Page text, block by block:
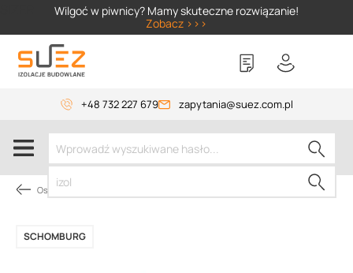
Wilgoć w piwnicy? Mamy skuteczne rozwiązanie!
Zobacz >>>
+48 732 227 679 zapytania@suez.com.pl
Osuszanie budynków
SCHOMBURG